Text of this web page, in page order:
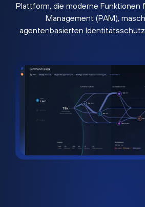
Plattform, die moderne Funktionen
Management (PAM),
agentenbasierten